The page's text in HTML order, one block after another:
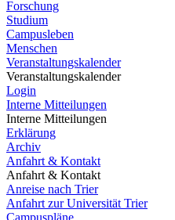
Forschung
Studium
Campusleben
Menschen
Veranstaltungskalender
Veranstaltungskalender
Login
Interne Mitteilungen
Interne Mitteilungen
Erklärung
Archiv
Anfahrt & Kontakt
Anfahrt & Kontakt
Anreise nach Trier
Anfahrt zur Universität Trier
Campuspläne